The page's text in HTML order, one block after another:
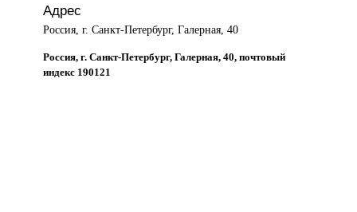
Адрес
Россия, г. Санкт-Петербург, Галерная, 40
Россия, г. Санкт-Петербург, Галерная, 40, почтовый
индекс 190121